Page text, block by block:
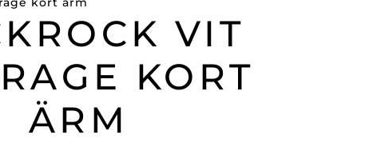
VIT
KORT
ÄRM